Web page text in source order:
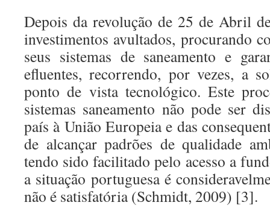
Depois da revolução de 25 de Abril
investimentos avultados, procurando
seus sistemas de saneamento e
efluentes, recorrendo, por vezes, a
ponto de vista tecnológico. Este
sistemas saneamento não pode ser
país à União Europeia e das
de alcançar padrões de qualidade
tendo sido facilitado pelo acesso a
a situação portuguesa é
não é satisfatória (Schmidt, 2009) [3].